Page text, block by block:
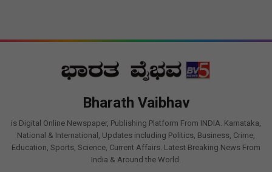
Bharath Vaibhav
is Digital Online Newspaper, Publishing Platform From INDIA. Karnataka,
National & International, Updates including Politics, Business, Crime,
Education, Sports, Science, Current Affairs. Latest Breaking News From
India & Around the World.